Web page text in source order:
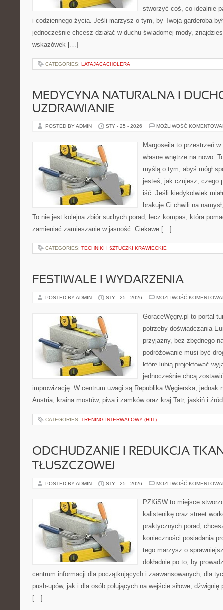
stworzyć coś, co idealnie
i codziennego życia. Jeśli marzysz o tym, by Twoja garderoba
jednocześnie chcesz działać w duchu świadomej mody,
wskazówek […]
CATEGORIES: LATAJACACHOLERA
MEDYCYNA NATURALNA I
UZDRAWIANIE
POSTED BY ADMIN STY - 25 - 2026 MOŻLIWOŚĆ
Margoseila to przestrzeń
własne wnętrze na nowo.
myślą o tym, abyś mógł
jesteś, jak czujesz, czego
iść. Jeśli kiedykolwiek
brakuje Ci chwili na
To nie jest kolejna zbiór suchych porad, lecz kompas, która
zamieniać zamieszanie w jasność. Ciekawe […]
CATEGORIES: TECHNIKI I SZTUCZKI KRAWIECKIE
FESTIWALE I WYDARZENIA
POSTED BY ADMIN STY - 25 - 2026 MOŻLIWOŚĆ
GorąceWęgry.pl to portal
potrzeby doświadczania
przyjazny, bez zbędnego
podróżowanie musi być
które lubią projektować
jednocześnie chcą
improwizację. W centrum uwagi są Republika Węgierska, jednak
Austria, kraina mostów, piwa i zamków oraz kraj Tatr, jaskiń i
CATEGORIES: TRENING INTERWAŁOWY (HIIT)
ODCHUDZANIE I REDUKCJA
TŁUSZCZOWEJ
POSTED BY ADMIN STY - 25 - 2026 MOŻLIWOŚĆ
PZKiSW to miejsce
kalistenikę oraz street
praktycznych porad,
konieczności posiadania
tego marzysz o
dokładnie po to, by
centrum informacji dla początkujących i zaawansowanych, dla
push-upów, jak i dla osób polujących na wejście siłowe, dźwignię
[…]